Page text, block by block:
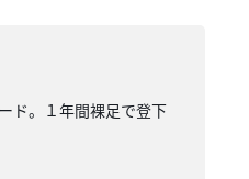
ド。１年間裸足で登下